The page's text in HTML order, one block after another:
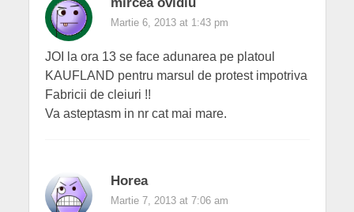
mircea ovidiu
Martie 6, 2013 at 1:43 pm
JOI la ora 13 se face adunarea pe platoul
KAUFLAND pentru marsul de protest impotriva
Fabricii de cleiuri !!
Va asteptasm in nr cat mai mare.
Horea
Martie 7, 2013 at 7:06 am